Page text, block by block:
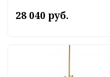
28 040 руб.